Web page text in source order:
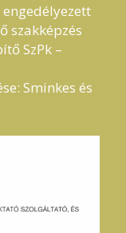
szakképzés
SzPk –
Sminkes és